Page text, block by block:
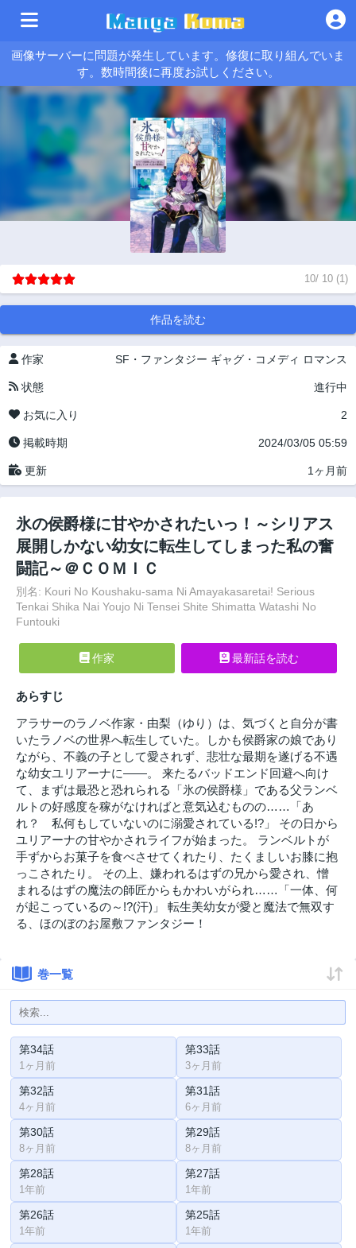
画像サーバーに問題が発生しています。修復に取り組んでいま
す。数時間後に再度お試しください。
10/ 10 (1)
作品を読む
作家 SF・ファンタジー ギャグ・コメディ ロマンス
状態 進行中
お気に入り 2
掲載時期 2024/03/05 05:59
更新 1ヶ月前
氷の侯爵様に甘やかされたいっ！～シリアス
展開しかない幼女に転生してしまった私の奮
闘記～＠ＣＯＭＩＣ
別名: Kouri No Koushaku-sama Ni Amayakasaretai! Serious
Tenkai Shika Nai Youjo Ni Tensei Shite Shimatta Watashi No
Funtouki
作家 最新話を読む
あらすじ
アラサーのラノベ作家・由梨（ゆり）は、気づくと自分が書
いたラノベの世界へ転生していた。しかも侯爵家の娘であり
ながら、不義の子として愛されず、悲壮な最期を遂げる不遇
な幼女ユリアーナに――。 来たるバッドエンド回避へ向け
て、まずは最恐と恐れられる「氷の侯爵様」である父ランベ
ルトの好感度を稼がなければと意気込むものの……「あ
れ？ 私何もしていないのに溺愛されている!?」 その日から
ユリアーナの甘やかされライフが始まった。 ランベルトが
手ずからお菓子を食べさせてくれたり、たくましいお膝に抱
っこされたり。 その上、嫌われるはずの兄から愛され、憎
まれるはずの魔法の師匠からもかわいがられ……「一体、何
が起こっているの～!?(汗)」 転生美幼女が愛と魔法で無双す
る、ほのぼのお屋敷ファンタジー！
巻一覧
第34話
1ヶ月前
第33話
3ヶ月前
第32話
4ヶ月前
第31話
6ヶ月前
第30話
8ヶ月前
第29話
8ヶ月前
第28話
1年前
第27話
1年前
第26話
1年前
第25話
1年前